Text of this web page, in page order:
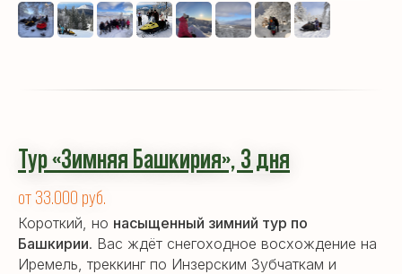
Тур «Зимняя Башкирия», 3 дня
от 33.000 руб.
Короткий, но насыщенный зимний тур по
Башкирии. Вас ждёт снегоходное восхождение на
Иремель, треккинг по Инзерским Зубчаткам и